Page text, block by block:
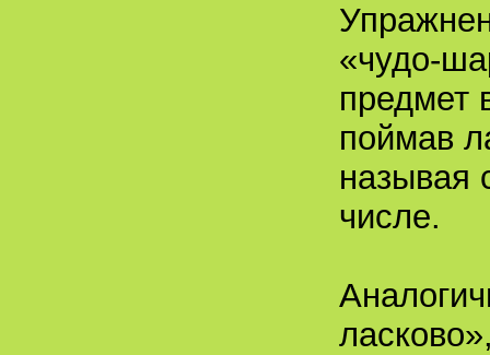
«чудо-
предмет
поймав
называя
числе.